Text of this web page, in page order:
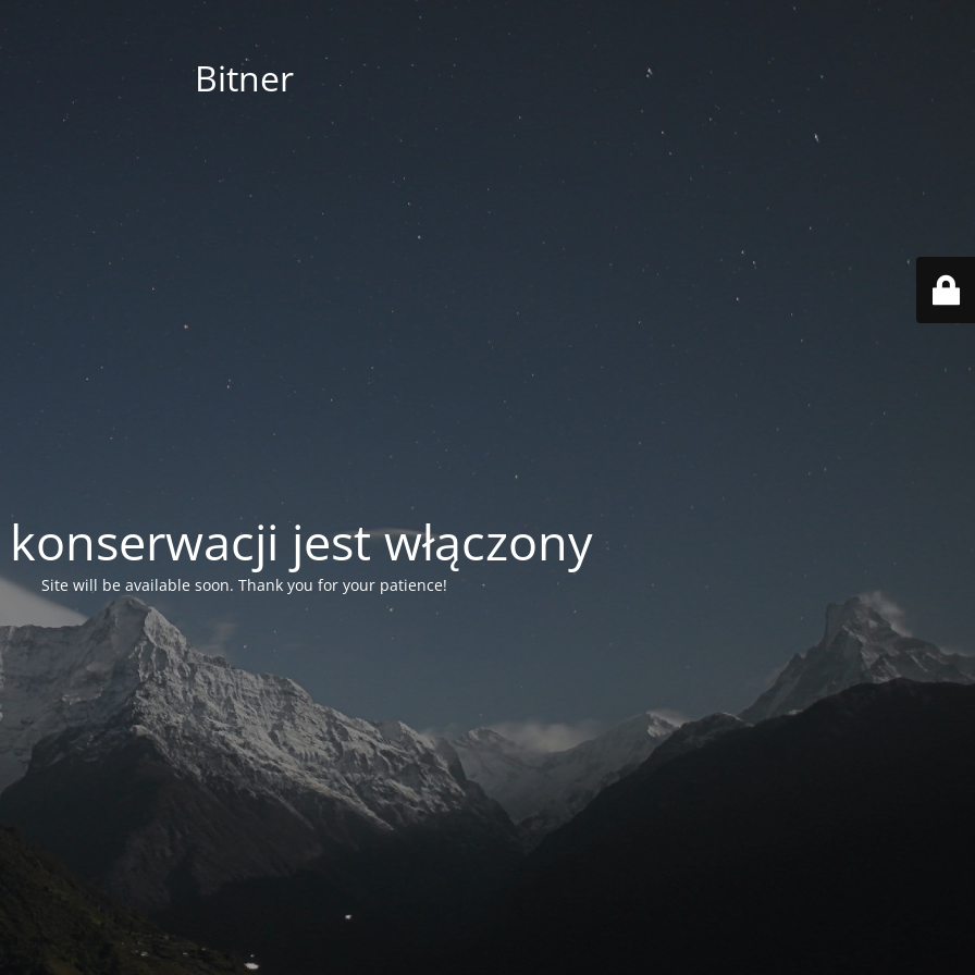
Bitner
jest włączony
Site will be available soon. Thank you for your patience!